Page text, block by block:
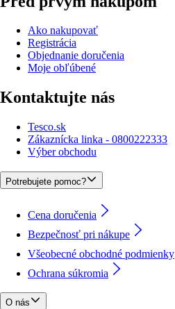
Ako nakupovať
Registrácia
Objednanie doručenia
Moje obľúbené
Kontaktujte nás
Tesco.sk
Zákaznícka linka - 0800222333
Výber obchodu
Potrebujete pomoc?
Cena doručenia
Bezpečnosť pri nákupe
Všeobecné obchodné podmienky
Ochrana súkromia
O nás